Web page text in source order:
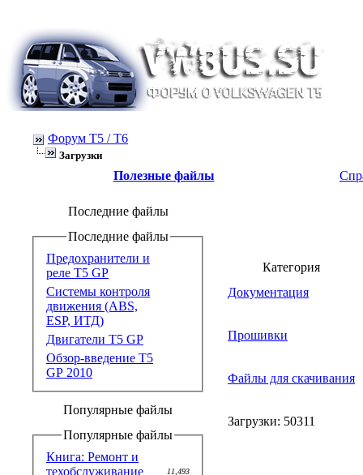
Форум Т5 / T6
Загрузки
Полезные файлы
Последние файлы
Последние файлы
Предохранители и
реле T5 GP
Системы контроля
движения (ABS,
ESP, ИТД)
Двигатели T5 GP
Обзор-введение T5
GP 2010
Популярные файлы
Популярные файлы
Книга: Ремонт и
техобслуживание
11,493
Категория
Документация
Прошивки
Файлы для скачивания
Загрузки: 50311